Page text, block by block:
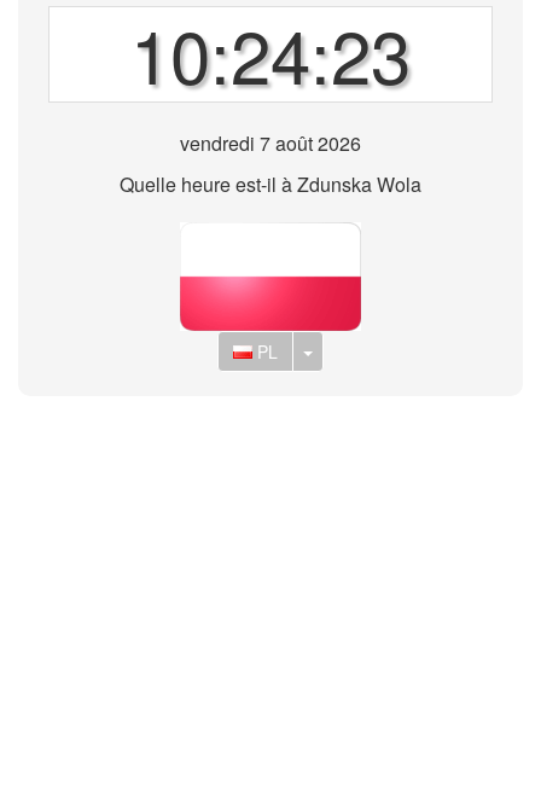
10:24:23
vendredi 7 août 2026
Quelle heure est-il à Zdunska Wola
PL Toggle Dropdown